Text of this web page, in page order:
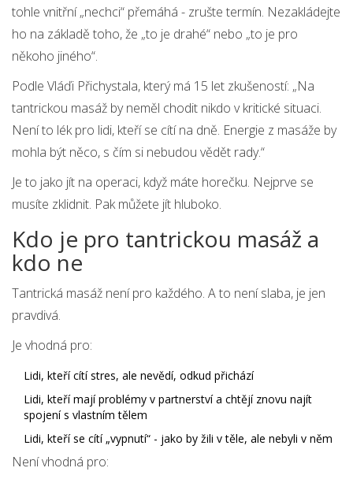
tohle vnitřní „nechci“ přemáhá - zrušte termín. Nezakládejte
ho na základě toho, že „to je drahé“ nebo „to je pro
někoho jiného“.
Podle Vláďi Přichystala, který má 15 let zkušeností: „Na
tantrickou masáž by neměl chodit nikdo v kritické situaci.
Není to lék pro lidi, kteří se cítí na dně. Energie z masáže by
mohla být něco, s čím si nebudou vědět rady.“
Je to jako jít na operaci, když máte horečku. Nejprve se
musíte zklidnit. Pak můžete jít hluboko.
Kdo je pro tantrickou masáž a
kdo ne
Tantrická masáž není pro každého. A to není slaba, je jen
pravdivá.
Je vhodná pro:
Lidi, kteří cítí stres, ale nevědí, odkud přichází
Lidi, kteří mají problémy v partnerství a chtějí znovu najít
spojení s vlastním tělem
Lidi, kteří se cítí „vypnutí“ - jako by žili v těle, ale nebyli v něm
Není vhodná pro: